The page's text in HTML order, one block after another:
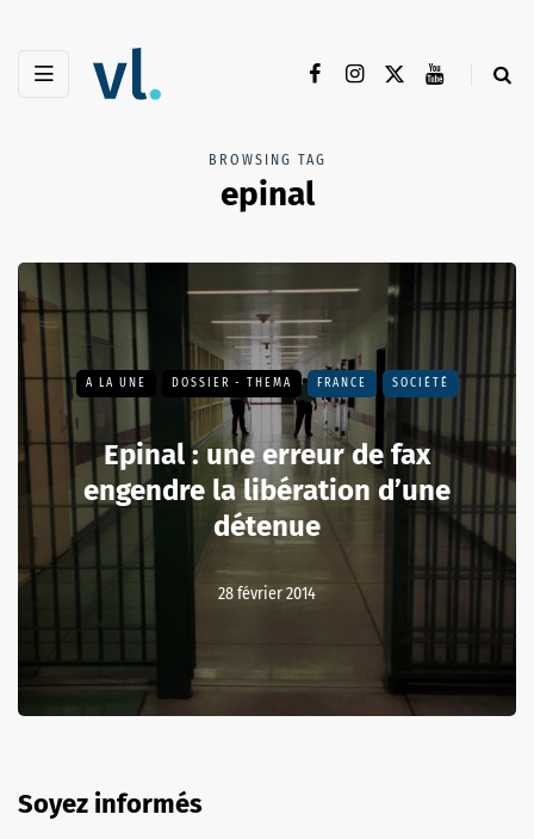
BROWSING TAG
epinal
A LA UNE DOSSIER - THEMA FRANCE SOCIÉTÉ
Epinal : une erreur de fax
engendre la libération d’une
détenue
28 février 2014
Soyez informés